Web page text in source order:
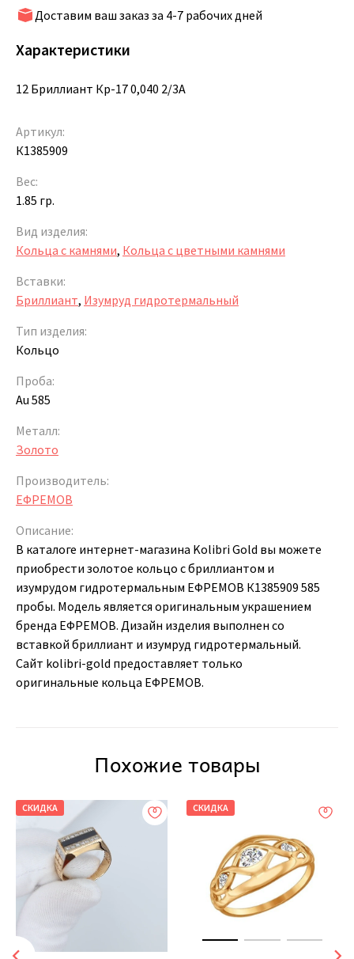
Доставим ваш заказ за 4-7 рабочих дней
Характеристики
12 Бриллиант Кр-17 0,040 2/3А
Артикул:
К1385909
Вес:
1.85 гр.
Вид изделия:
Кольца с камнями, Кольца с цветными камнями
Вставки:
Бриллиант, Изумруд гидротермальный
Тип изделия:
Кольцо
Проба:
Au 585
Металл:
Золото
Производитель:
ЕФРЕМОВ
Описание:
В каталоге интернет-магазина Kolibri Gold вы можете
приобрести золотое кольцо с бриллиантом и
изумрудом гидротермальным ЕФРЕМОВ К1385909 585
пробы. Модель является оригинальным украшением
бренда ЕФРЕМОВ. Дизайн изделия выполнен со
вставкой бриллиант и изумруд гидротермальный.
Сайт kolibri-gold предоставляет только
оригинальные кольца ЕФРЕМОВ.
Похожие товары
СКИДКА СКИДКА